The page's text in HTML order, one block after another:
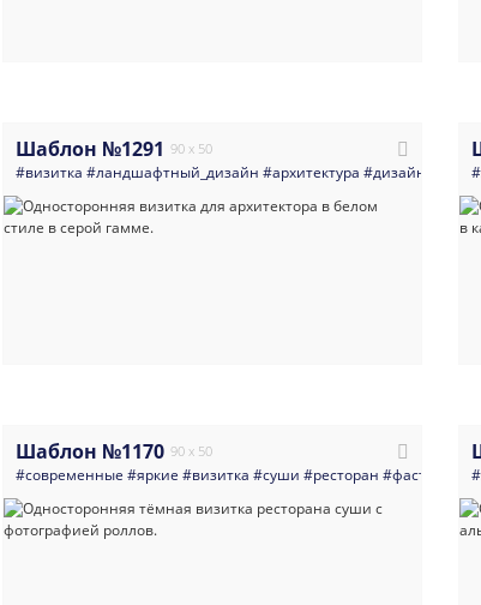
Шаблон №1291 90 x 50
#визитка #ландшафтный_дизайн #архитектура
#черная
Шаблон №1170 90 x 50
#современные #яркие #визитка #суши #ресторан #фастфуд